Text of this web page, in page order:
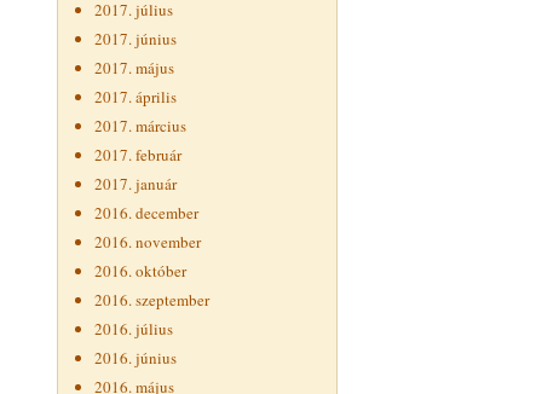
2017. július
2017. június
2017. május
2017. április
2017. március
2017. február
2017. január
2016. december
2016. november
2016. október
2016. szeptember
2016. július
2016. június
2016. május